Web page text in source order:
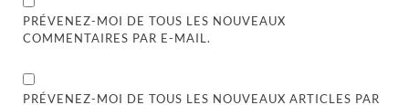
PRÉVENEZ-MOI DE TOUS LES NOUVEAUX
COMMENTAIRES PAR E-MAIL.
PRÉVENEZ-MOI DE TOUS LES NOUVEAUX ARTICLES PAR